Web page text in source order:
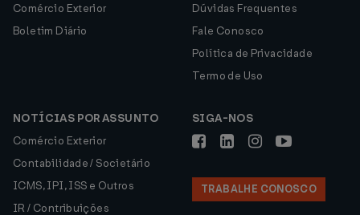
Comércio Exterior
Boletim Diário
Dúvidas Frequentes
Fale Conosco
Política de Privacidade
Termo de Uso
NOTÍCIAS POR ASSUNTO
Comércio Exterior
Contabilidade / Societário
ICMS, IPI, ISS e Outros
IR / Contribuições
SIGA-NOS
TRABALHE CONOSCO